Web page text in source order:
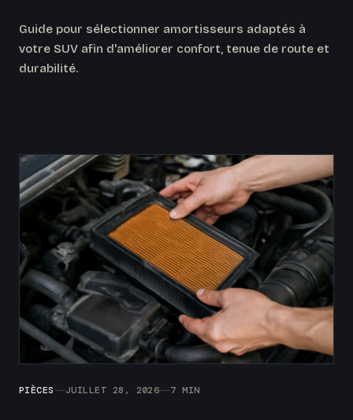
Guide pour sélectionner amortisseurs adaptés à
votre SUV afin d'améliorer confort, tenue de route et
durabilité.
PIÈCES JUILLET 28, 2026 7 MIN